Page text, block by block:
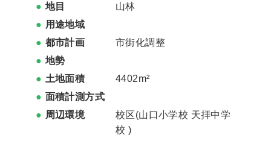
地目
山林
用途地域
都市計画
市街化調整
地勢
土地面積
4402m²
面積計測方式
周辺環境
校区(山口小学校 天拝中学
校 )